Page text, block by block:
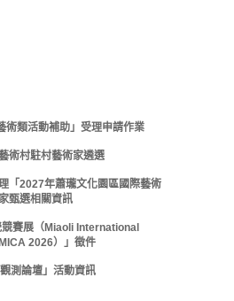
術類活動補助」受理申請作業
術村駐村藝術家遴選
「2027年蕭瓏文化園區國際藝術
甄選相關資訊
競賽展（Miaoli International
2026）」徵件
測論壇」活動資訊